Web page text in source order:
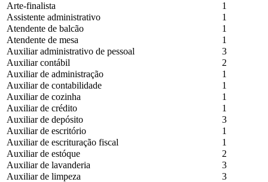
Arte-finalista
1
Assistente administrativo
1
Atendente de balcão
1
Atendente de mesa
1
Auxiliar administrativo de pessoal
3
Auxiliar contábil
2
Auxiliar de administração
1
Auxiliar de contabilidade
1
Auxiliar de cozinha
1
Auxiliar de crédito
1
Auxiliar de depósito
3
Auxiliar de escritório
1
Auxiliar de escrituração fiscal
1
Auxiliar de estóque
2
Auxiliar de lavanderia
3
Auxiliar de limpeza
3